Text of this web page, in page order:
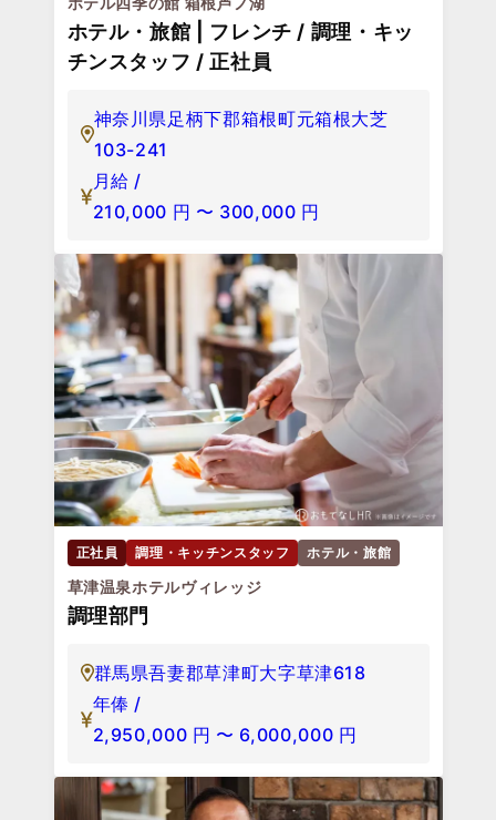
ホテル・旅館 | フレンチ / 調理・キッ
チンスタッフ / 正社員
神奈川県足柄下郡箱根町元箱根大芝
103-241
月給 /
210,000 円 〜 300,000 円
正社員 調理・キッチンスタッフ ホテル・旅館
草津温泉ホテルヴィレッジ
調理部門
群馬県吾妻郡草津町大字草津618
年俸 /
2,950,000 円 〜 6,000,000 円